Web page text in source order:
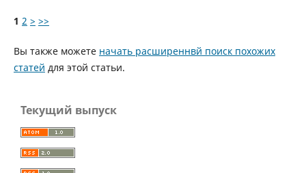
1 2 > >>
Вы также можете начать расширеннвй поиск похожих
статей для этой статьи.
Текущий выпуск